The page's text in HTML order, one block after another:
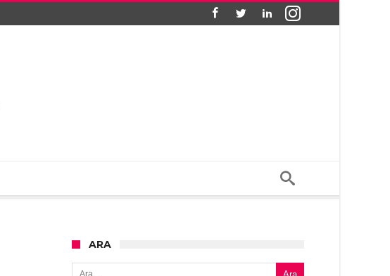
ARA
Arama: